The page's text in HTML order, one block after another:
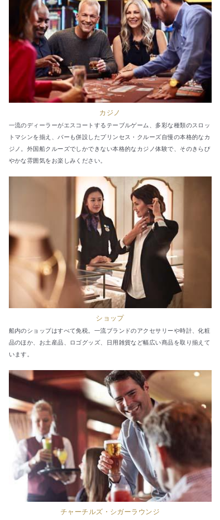
カジノ
一流のディーラーがエスコートするテーブルゲーム、多彩な種類のスロッ
トマシンを揃え、バーも併設したプリンセス・クルーズ自慢の本格的なカ
ジノ。外国船クルーズでしかできない本格的なカジノ体験で、そのきらび
やかな雰囲気をお楽しみください。
ショップ
船内のショップはすべて免税。一流ブランドのアクセサリーや時計、化粧
品のほか、お土産品、ロゴグッズ、日用雑貨など幅広い商品を取り揃えて
います。
チャーチルズ・シガーラウンジ